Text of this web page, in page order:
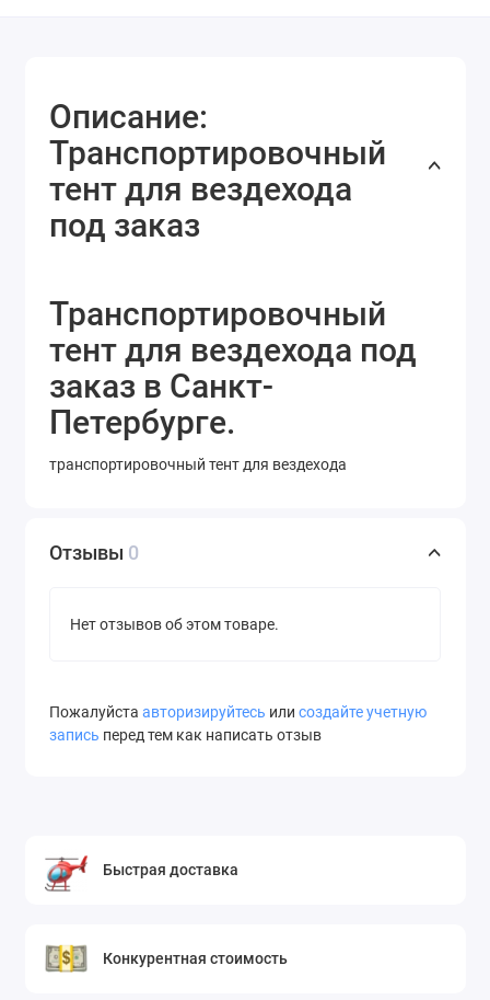
Описание:
Транспортировочный
тент для вездехода
под заказ
Транспортировочный
тент для вездехода под
заказ в Санкт-
Петербурге.
транспортировочный тент для вездехода
Отзывы 0
Нет отзывов об этом товаре.
Пожалуйста авторизируйтесь или создайте учетную
запись перед тем как написать отзыв
Быстрая доставка
Конкурентная стоимость